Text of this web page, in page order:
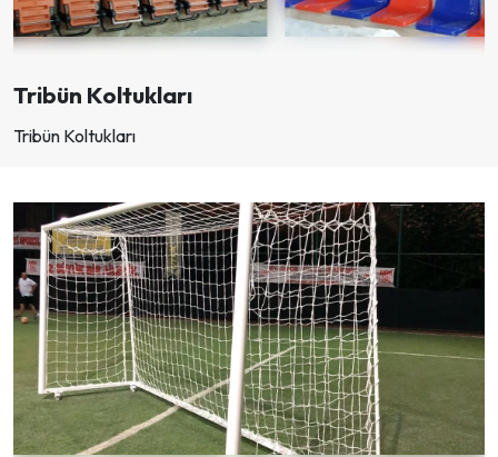
Tribün Koltukları
Tribün Koltukları